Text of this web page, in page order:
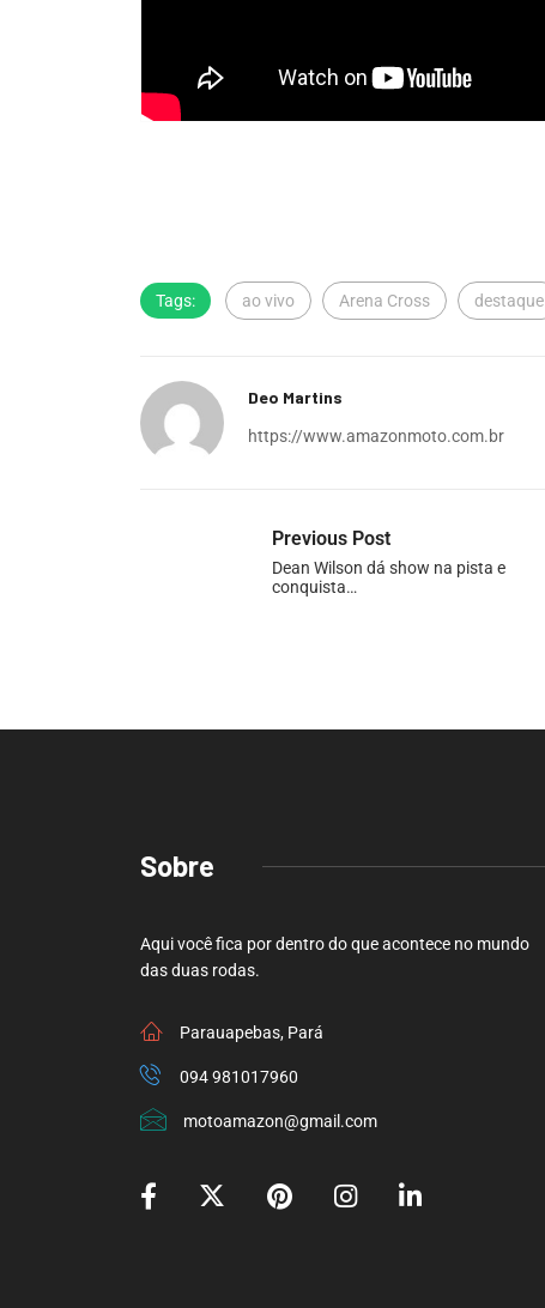
Tags: ao vivo Arena Cross destaque
Deo Martins
https://www.amazonmoto.com.br
Previous Post
Dean Wilson dá show na pista e
conquista…
Sobre
Aqui você fica por dentro do que acontece no mundo
das duas rodas.
Parauapebas, Pará
094 981017960
motoamazon@gmail.com